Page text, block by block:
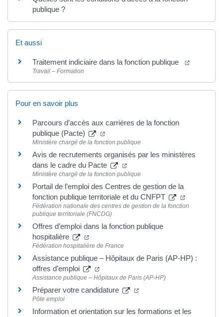
publique ?
Et aussi
Traitement indiciaire dans la fonction publique
Travail – Formation
Pour en savoir plus
Parcours d’accès aux carrières de la fonction
publique (Pacte)
Ministère chargé de la fonction publique
Avis de recrutements organisés par les ministères
dans le cadre du Pacte
Ministère chargé de la fonction publique
Portail de l’emploi des Centres de gestion de la
fonction publique territoriale et du CNFPT
Fédération nationale des centres de gestion de la fonction
publique territoriale (FNCDG)
Offres d’emploi dans la fonction publique
hospitalière
Fédération hospitalière de France
Assistance publique – Hôpitaux de Paris (AP-HP) :
offres d’emploi
Assistance publique – Hôpitaux de Paris (AP-HP)
Préparer votre candidature
Pôle emploi
Information et orientation sur les formations et les